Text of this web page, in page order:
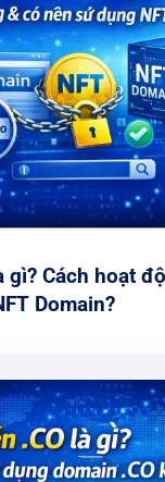
gì? Cách hoạt
Domain?